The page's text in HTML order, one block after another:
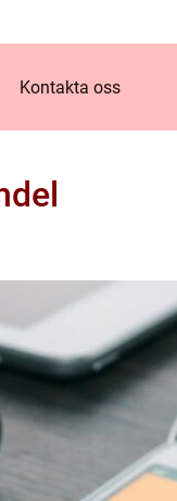
Kontakta oss